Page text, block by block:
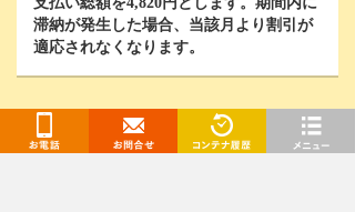
滞納が発生した場合、当該月より割引が
適応されなくなります。
契約手続きに進む